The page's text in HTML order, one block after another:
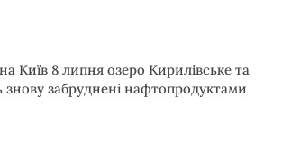
Київ 8 липня озеро Кирилівське та
забруднені нафтопродуктами